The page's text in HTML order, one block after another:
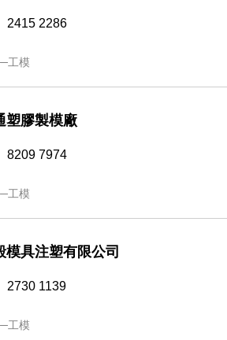
2415 2286
工模
塑膠製模廠
8209 7974
工模
模具注塑有限公司
2730 1139
工模